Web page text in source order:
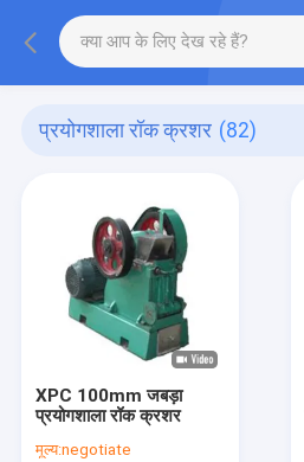
प्रयोगशाला रॉक क्रशर (82)
XPC 100mm जबड़ा
प्रयोगशाला रॉक क्रशर
मूल्य:negotiate